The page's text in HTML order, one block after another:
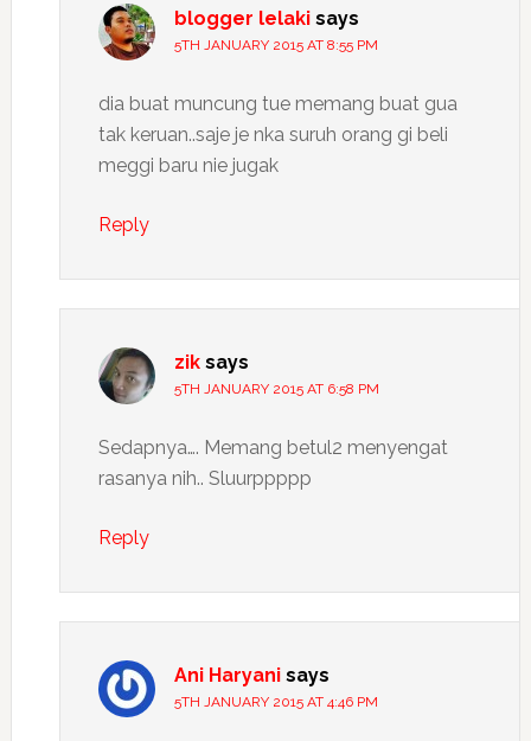
blogger lelaki says
5TH JANUARY 2015 AT 8:55 PM
dia buat muncung tue memang buat gua
tak keruan..saje je nka suruh orang gi beli
meggi baru nie jugak
Reply
zik says
5TH JANUARY 2015 AT 6:58 PM
Sedapnya…. Memang betul2 menyengat
rasanya nih.. Sluurppppp
Reply
Ani Haryani says
5TH JANUARY 2015 AT 4:46 PM